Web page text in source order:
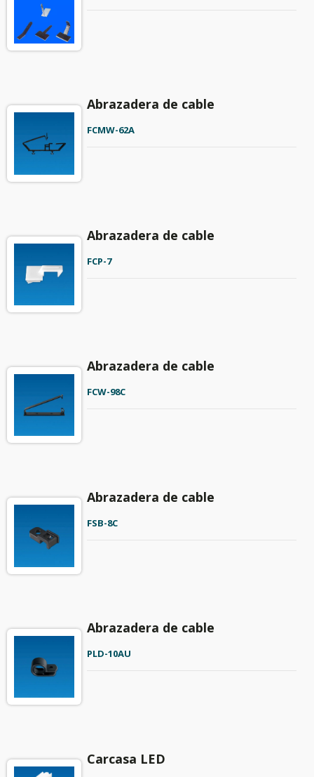
Abrazadera de cable
FCMW-62A
Abrazadera de cable
FCP-7
Abrazadera de cable
FCW-98C
Abrazadera de cable
FSB-8C
Abrazadera de cable
PLD-10AU
Carcasa LED